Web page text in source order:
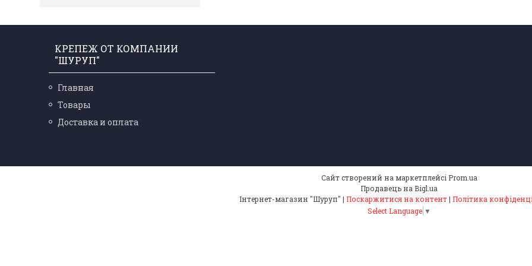
КРЕПЕЖ ОТ КОМПАНИИ
"ШУРУП"
Главная
Товары
Доставка и оплата
Сайт створений на маркетплейсі Prom.ua
Продавець на Bigl.ua
Інтернет-магазин "Шуруп" | Поскаржитися на контент| Політика
Select Language ▼